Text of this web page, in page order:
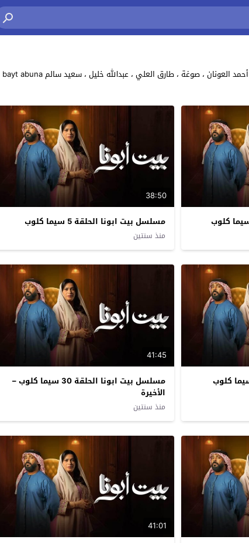
38:50
مسلسل بيت ابونا الحلقة 5 سيما كلوب
منذ سنتين
41:45
مسلسل بيت ابونا الحلقة 30 سيما كلوب –
الأخيرة
منذ سنتين
41:01